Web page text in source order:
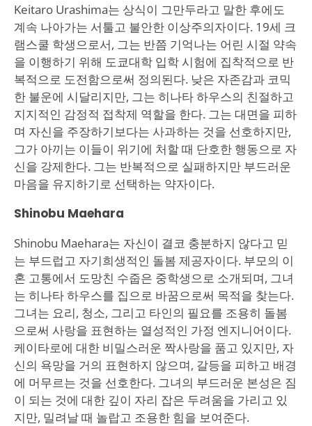
Keitaro Urashima는 상식이 그만두라고 말한 후에도
계속 나아가는 서툴고 불안한 이상주의자이다. 19세 크
램스쿨 학생으로서, 그는 반쯤 기억나는 어린 시절 약속
을 이행하기 위해 도쿄대학 입학 시험에 집착적으로 반
복적으로 도전함으로써 정의된다. 낮은 자존감과 코믹
한 불운에 시달리지만, 그는 히나타 하우스의 친절하고
지지적인 감정적 접착제 역할을 한다. 그는 대면을 피하
며 자신을 주장하기보다는 사과하는 것을 선호하지만,
그가 아끼는 이들이 위기에 처할 때 단호한 행동으로 자
신을 강제한다. 그는 반복적으로 실패하지만 부드러운
마음을 유지하기로 선택하는 약자이다.
Shinobu Maehara
Shinobu Maehara는 자신이 결코 충분하지 않다고 믿
는 부드럽고 자기희생적인 돌봄 제공자이다. 부모의 이
혼 고통에서 도망친 수줍은 중학생으로 소개되며, 그녀
는 히나타 하우스를 집으로 바꿈으로써 목적을 찾는다.
그녀는 요리, 청소, 그리고 타인의 필요를 조용히 돌봄
으로써 사랑을 표현하는 열성적인 가정 엔지니어이다.
케이타로에 대한 비밀스러운 짝사랑을 품고 있지만, 자
신의 욕망을 거의 표현하지 않으며, 갈등을 피하고 배경
에 머무르는 것을 선호한다. 그녀의 부드러운 본성은 짐
이 되는 것에 대한 깊이 자리 잡은 두려움을 가리고 있
지만, 밀려날 때 놀랍고 조용한 힘을 보여준다.